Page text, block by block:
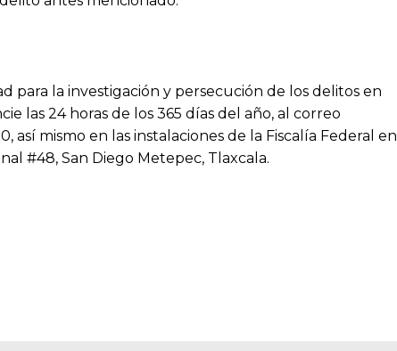
para la investigación y persecución de los delitos en
las 24 horas de los 365 días del año, al correo
así mismo en las instalaciones de la Fiscalía Federal en
#48, San Diego Metepec, Tlaxcala.